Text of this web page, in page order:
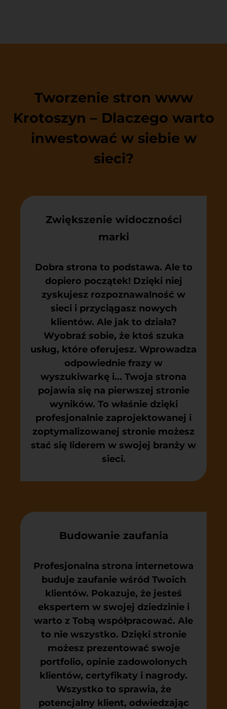
Tworzenie stron www
Krotoszyn – Dlaczego warto
inwestować w siebie w
sieci?
Zwiększenie widoczności
marki
Dobra strona to podstawa. Ale to
dopiero początek! Dzięki niej
zyskujesz rozpoznawalność w
sieci i przyciągasz nowych
klientów. Ale jak to działa?
Wyobraź sobie, że ktoś szuka
usług, które oferujesz. Wprowadza
odpowiednie frazy w
wyszukiwarkę i... Twoja strona
pojawia się na pierwszej stronie
wyników. To właśnie dzięki
profesjonalnie zaprojektowanej i
zoptymalizowanej stronie możesz
stać się liderem w swojej branży w
sieci.
Budowanie zaufania
Profesjonalna strona internetowa
buduje zaufanie wśród Twoich
klientów. Pokazuje, że jesteś
ekspertem w swojej dziedzinie i
warto z Tobą współpracować. Ale
to nie wszystko. Dzięki stronie
możesz prezentować swoje
portfolio, opinie zadowolonych
klientów, certyfikaty i nagrody.
Wszystko to sprawia, że
potencjalny klient, odwiedzając